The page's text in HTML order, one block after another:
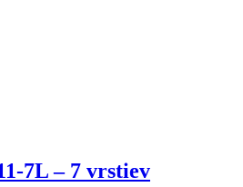
7L – 7 vrstiev